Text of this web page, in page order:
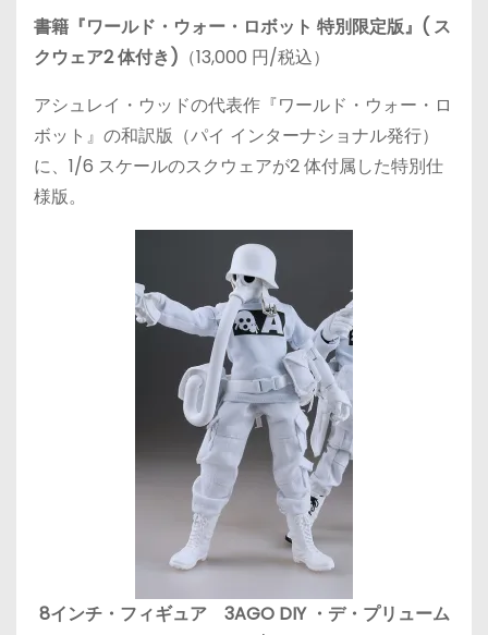
書籍『ワールド・ウォー・ロボット 特別限定版』( ス
クウェア2 体付き) （13,000 円/税込）
アシュレイ・ウッドの代表作『ワールド・ウォー・ロ
ボット』の和訳版（パイ インターナショナル発行）
に、1/6 スケールのスクウェアが2 体付属した特別仕
様版。
8インチ・フィギュア 3AGO DIY ・デ・プリューム